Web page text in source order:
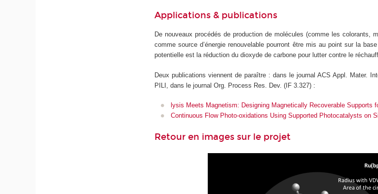
Applications & publications
De nouveaux procédés de production de molécules (comme les colorants,
comme source d’énergie renouvelable pourront être mis au point sur la
potentielle est la réduction du dioxyde de carbone pour lutter contre le
Deux publications viennent de paraître : dans le journal ACS Appl. Mater.
PILI, dans le journal Org. Process Res. Dev. (IF 3.327) :
lysis Meets Magnetism: Designing Magnetically Recoverable Supports
Continuous Flow Photo-oxidations Using Supported Photocatalysts on
Retour en images sur le projet